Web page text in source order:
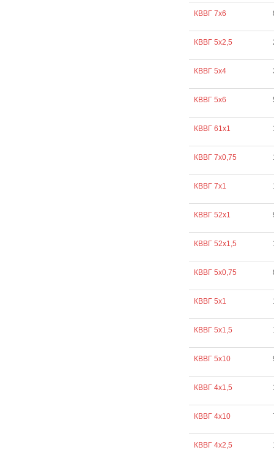
КВВГ 7х6
КВВГ 5х2,5
КВВГ 5х4
КВВГ 5х6
КВВГ 61х1
КВВГ 7х0,75
КВВГ 7х1
КВВГ 52х1
КВВГ 52х1,5
КВВГ 5х0,75
КВВГ 5х1
КВВГ 5х1,5
КВВГ 5х10
КВВГ 4х1,5
КВВГ 4х10
КВВГ 4х2,5